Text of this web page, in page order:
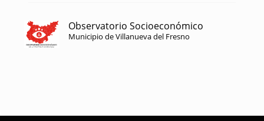
Observatorio Socioeconómico
Municipio de Villanueva del Fresno